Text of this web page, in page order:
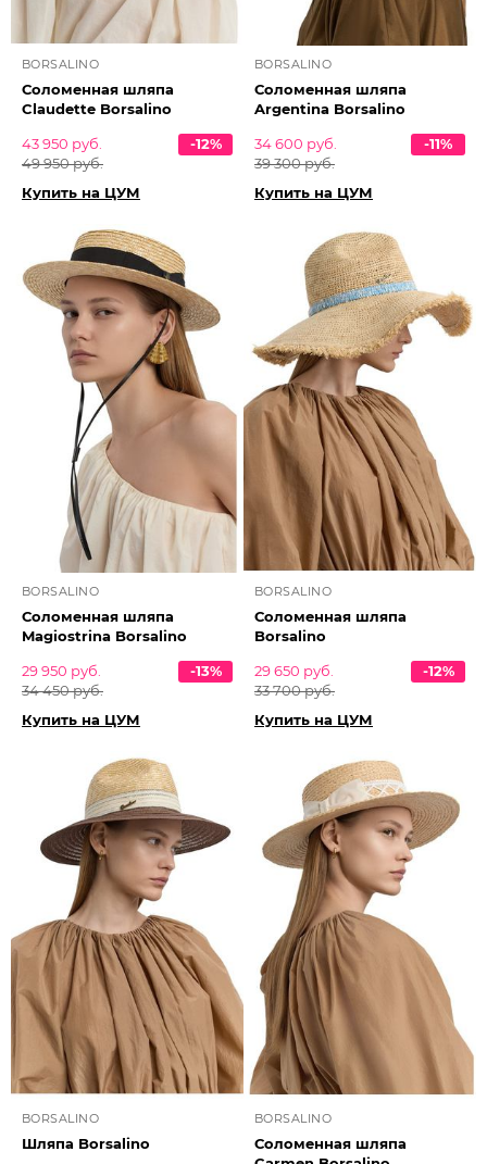
BORSALINO
Соломенная шляпа
Claudette Borsalino
43 950 руб.
49 950 руб.
-12%
Купить на ЦУМ
BORSALINO
Соломенная шляпа
Argentina Borsalino
34 600 руб.
39 300 руб.
-11%
Купить на ЦУМ
BORSALINO
Соломенная шляпа
Magiostrina Borsalino
29 950 руб.
34 450 руб.
-13%
Купить на ЦУМ
BORSALINO
Соломенная шляпа
Borsalino
29 650 руб.
33 700 руб.
-12%
Купить на ЦУМ
BORSALINO
Шляпа Borsalino
BORSALINO
Соломенная шляпа